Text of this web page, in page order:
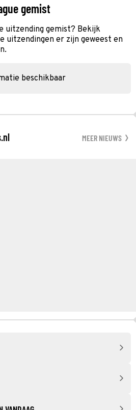
gemist
uitzending gemist? Bekijk
uitzendingen er zijn geweest en
beschikbaar
MEER NIEUWS